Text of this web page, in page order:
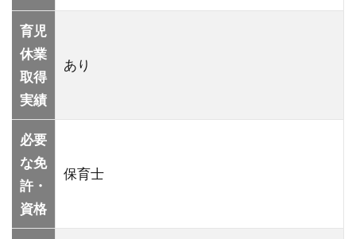
育児
休業
取得
実績
あり
必要
な免
許・
資格
保育士